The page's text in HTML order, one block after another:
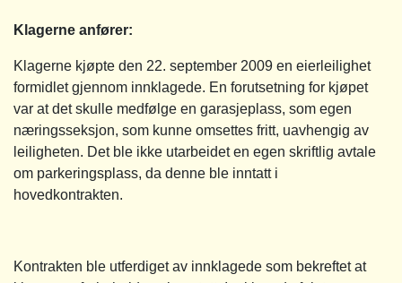
Klagerne anfører:
Klagerne kjøpte den 22. september 2009 en eierleilighet
formidlet gjennom innklagede. En forutsetning for kjøpet
var at det skulle medfølge en garasjeplass, som egen
næringsseksjon, som kunne omsettes fritt, uavhengig av
leiligheten. Det ble ikke utarbeidet en egen skriftlig avtale
om parkeringsplass, da denne ble inntatt i
hovedkontrakten.
Kontrakten ble utferdiget av innklagede som bekreftet at